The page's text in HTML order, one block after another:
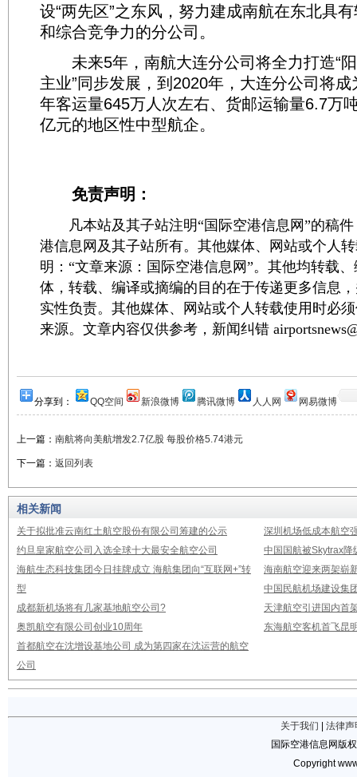
设“两先区”之东风，努力建成南航在东北具
和综合竞争力的分公司。
未来5年，南航大连分公司将全力打造“阳
主业”同步发展，到2020年，大连分公司将
年客运量645万人次左右、货邮运输量6.7万
亿元的地区性中型航企。
免责声明：
凡本站及其子站注明“国际空港信息网”的稿件
港信息网及其子站所有。其他媒体、网站或个人
明：“文章来源：国际空港信息网”。其他均转载
体，转载、编译或摘编的目的在于传递更多信息
实性负责。其他媒体、网站或个人转载使用时必
来源。文章内容仅供参考，新闻纠错
分享到： QQ空间 新浪微博 腾讯微博 人人网 网易微博
上一篇： 南航将向美航增发2.7亿股 每股价格5.74港元
下一篇： 返回列表
相关新闻
关于拟批准云南红土航空股份有限公司筹建的公示
深圳机场低成本航空
约旦皇家航空公司入选全球十大最安全航空公司
中国国航被Skytrax降
海航生态科技集团今日挂牌成立 海航集团向“互联网+”转
型
海南航空迎来两架崭
中国民航机场建设集
成都新机场将有几家基地航空公司?
天津航空引进国内首
奥凯航空有限公司创业10周年
东海航空客机首飞昆
首都航空在沈增设基地公司 成为第四家在沈运营的航空
公司
关于我们
法律声
国际空港信息网版
Copyright